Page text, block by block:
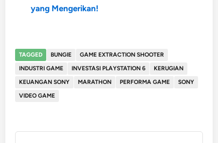
yang Mengerikan!
TAGGED BUNGIE
GAME EXTRACTION SHOOTER
INDUSTRI GAME
INVESTASI PLAYSTATION 6
KERUGIAN
KEUANGAN SONY
MARATHON PERFORMA GAME
SONY
VIDEO GAME